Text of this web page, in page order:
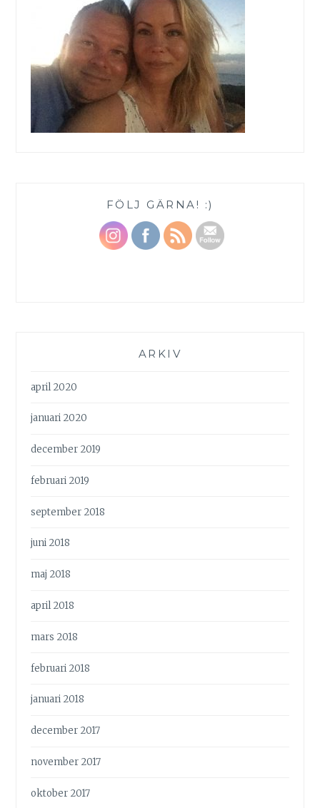
FÖLJ GÄRNA! :)
ARKIV
april 2020
januari 2020
december 2019
februari 2019
september 2018
juni 2018
maj 2018
april 2018
mars 2018
februari 2018
januari 2018
december 2017
november 2017
oktober 2017